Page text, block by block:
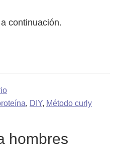
continuación.
, DIY, Método curly
hombres